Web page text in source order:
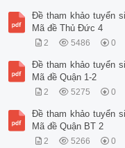
Đề tham khảo tuyển
Mã đề Thủ Đức 4
2 5486 0
Đề tham khảo tuyển
Mã đề Quận 1-2
2 5275 0
Đề tham khảo tuyển
Mã đề Quận BT 2
2 5266 0